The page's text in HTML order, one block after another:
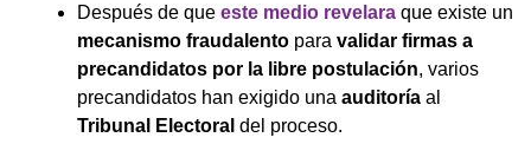
Después de que este medio revelara que existe un
mecanismo fraudalento para validar firmas a
precandidatos por la libre postulación, varios
precandidatos han exigido una auditoría al
Tribunal Electoral del proceso.